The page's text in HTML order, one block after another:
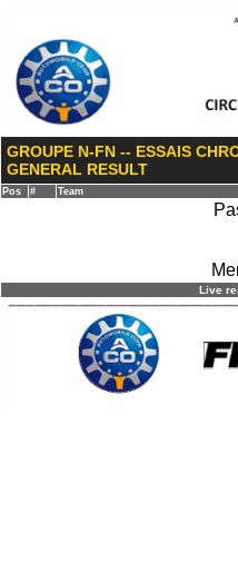
GROUPE N-FN -- ESSAIS
GENERAL RESULT
Pos # Team
Live